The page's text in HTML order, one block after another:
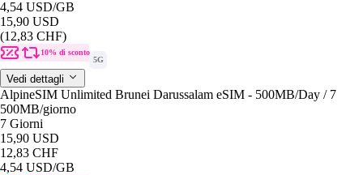
4,54 USD/GB
15,90 USD
(12,83 CHF)
10% di sconto
5G
Vedi dettagli
AlpineSIM Unlimited Brunei Darussalam eSIM - 500MB/Day / 7
500MB/giorno
7 Giorni
15,90 USD
12,83 CHF
4,54 USD/GB